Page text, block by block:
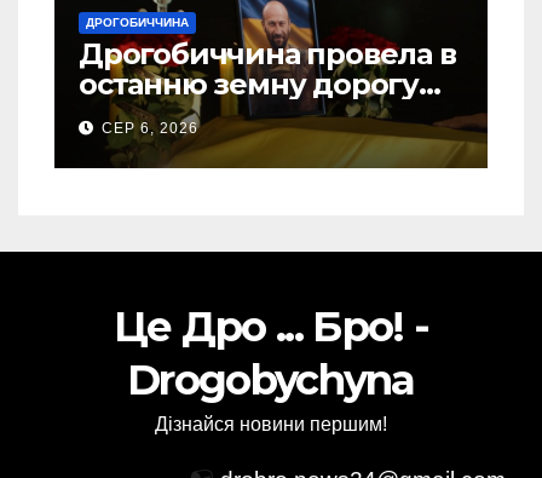
ДРОГОБИЧЧИНА
Дрогобиччина провела в
останню земну дорогу
свого Захисника – Олега
Торського
СЕР 6, 2026
Це Дро ... Бро! -
Drogobychyna
Дізнайся новини першим!